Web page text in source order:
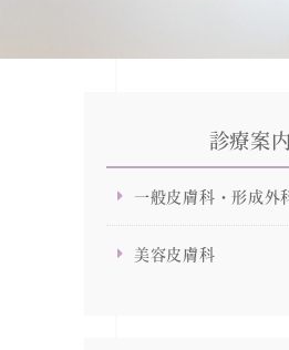
診療案内
一般皮膚科・形成外
美容皮膚科